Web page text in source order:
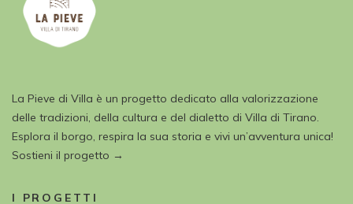
La Pieve di Villa è un progetto dedicato alla valorizzazione
delle tradizioni, della cultura e del dialetto di Villa di Tirano.
Esplora il borgo, respira la sua storia e vivi un’avventura unica!
Sostieni il progetto →
I PROGETTI